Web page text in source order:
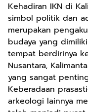
Kehadiran IKN di
simbol politik dan
merupakan
budaya yang
tempat berdirinya
Nusantara,
yang sangat
Keberadaan
arkeologi lainnya